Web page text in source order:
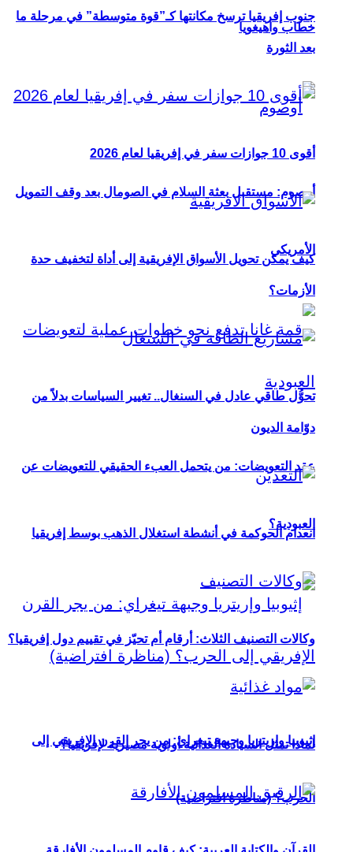
خطاب واهيغويا
أوصوم: مستقبل بعثة السلام في الصومال بعد وقف التمويل
الأمريكي
عقد التعويضات: من يتحمل العبء الحقيقي للتعويضات عن
العبودية؟
إثيوبيا وإريتريا وجبهة تيغراي: من يجر القرن الإفريقي إلى
الحرب؟ (مناظرة افتراضية)
جنوب إفريقيا ترسخ مكانتها كـ”قوة متوسطة” في مرحلة ما
بعد الثورة
أقوى 10 جوازات سفر في إفريقيا لعام 2026
كيف يمكن تحويل الأسواق الإفريقية إلى أداة لتخفيف حدة
الأزمات؟
تحوُّل طاقي عادل في السنغال.. تغيير السياسات بدلاً من
دوّامة الديون
انعدام الحوكمة في أنشطة استغلال الذهب بوسط إفريقيا
وكالات التصنيف الثلاث: أرقام أم تحيّز في تقييم دول إفريقيا؟
لماذا تمثل السيادة الغذائية أولوية مصيرية لإفريقيا؟